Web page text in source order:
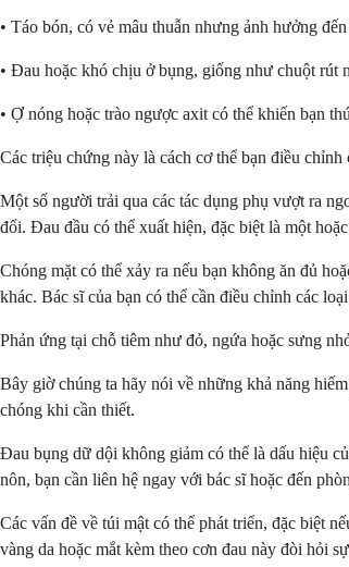
• Táo bón, có vẻ mâu thuẫn nhưng ảnh hưởng
• Đau hoặc khó chịu ở bụng, giống như chuột rút
• Ợ nóng hoặc trào ngược axit có thể khiến bạn
Các triệu chứng này là cách cơ thể bạn điều
Một số người trải qua các tác dụng phụ vượt ra
đổi. Đau đầu có thể xuất hiện, đặc biệt là một
Chóng mặt có thể xảy ra nếu bạn không ăn đủ
khác. Bác sĩ của bạn có thể cần điều chỉnh các
Phản ứng tại chỗ tiêm như đỏ, ngứa hoặc sưng
Bây giờ chúng ta hãy nói về những khả năng
chóng khi cần thiết.
Đau bụng dữ dội không giảm có thể là dấu hiệu
nôn, bạn cần liên hệ ngay với bác sĩ hoặc đến
Các vấn đề về túi mật có thể phát triển, đặc biệt
vàng da hoặc mắt kèm theo cơn đau này đòi hỏi